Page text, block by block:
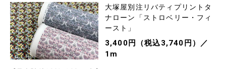
大塚屋別注リバティプリントタ
ナローン「ストロベリー・フィ
ースト」
3,400円（税込3,740円）／
1m